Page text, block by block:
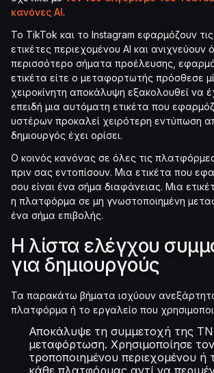
κανόνες AI.
Το TikTok και το Instagram εφαρμόζουν τις
ετικέτες περιεχομένου AI και ανιχνεύουν
περισσότερο σήματα προέλευσης,
ετικέτα είτε ο μεταφορτωτής πρόσθεσε
χειροκίνητη αποκάλυψη εξακολουθεί να
επειδή μια αυτόματη ετικέτα που
υστέρων προκαλεί χειρότερη εντύπωση
δημιουργός έχει ορίσει.
Ο κοινός κανόνας σε όλες τις
πριν σας εντοπίσουν. Μια ετικέτα που
σου είναι ένα σήμα διαφάνειας. Μια
η πλατφόρμα σε μη γνωστοποιημένη
ένα σήμα επιβολής.
Η λίστα ελέγχου
για δημιουργούς
Τα παρακάτω βήματα ισχύουν
πλατφόρμα ή το εργαλείο που
Αποκάλυψε τη συμμετοχή της
μεταφόρτωση. Χρησιμοποίησε
τροποποιημένου περιεχομένου ή